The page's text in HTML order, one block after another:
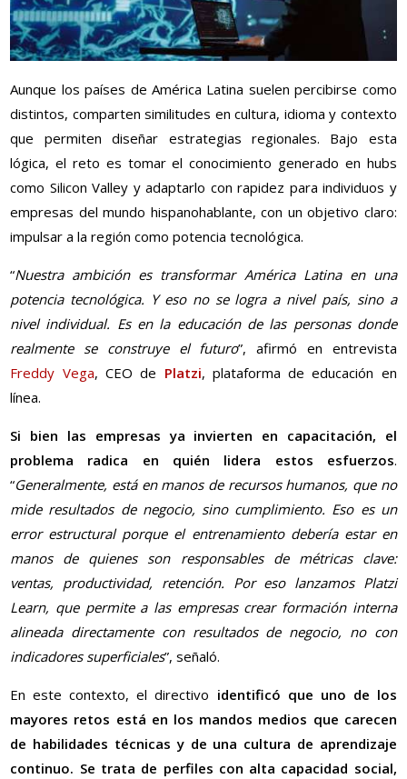
Aunque los países de América Latina suelen percibirse como
distintos, comparten similitudes en cultura, idioma y contexto
que permiten diseñar estrategias regionales. Bajo esta
lógica, el reto es tomar el conocimiento generado en hubs
como Silicon Valley y adaptarlo con rapidez para individuos y
empresas del mundo hispanohablante, con un objetivo claro:
impulsar a la región como potencia tecnológica.
“Nuestra ambición es transformar América Latina en una
potencia tecnológica. Y eso no se logra a nivel país, sino a
nivel individual. Es en la educación de las personas donde
realmente se construye el futuro”, afirmó en entrevista
Freddy Vega, CEO de Platzi, plataforma de educación en
línea.
Si bien las empresas ya invierten en capacitación, el
problema radica en quién lidera estos esfuerzos.
“Generalmente, está en manos de recursos humanos, que no
mide resultados de negocio, sino cumplimiento. Eso es un
error estructural porque el entrenamiento debería estar en
manos de quienes son responsables de métricas clave:
ventas, productividad, retención. Por eso lanzamos Platzi
Learn, que permite a las empresas crear formación interna
alineada directamente con resultados de negocio, no con
indicadores superficiales”, señaló.
En este contexto, el directivo identificó que uno de los
mayores retos está en los mandos medios que carecen
de habilidades técnicas y de una cultura de aprendizaje
continuo. Se trata de perfiles con alta capacidad social,